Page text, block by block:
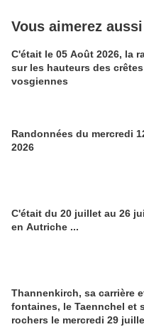
Vous aimerez aussi
C'était le 05 Août 2026, la
sur les hauteurs des crêtes
vosgiennes
Randonnées du mercredi
2026
C'était du 20 juillet au 26
en Autriche ...
Thannenkirch, sa carrière
fontaines, le Taennchel et
rochers le mercredi 29